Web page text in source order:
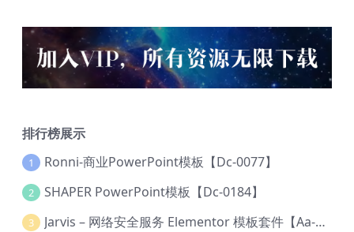
排行榜展示
1 Ronni-商业PowerPoint模板【Dc-0077】
2 SHAPER PowerPoint模板【Dc-0184】
3 Jarvis – 网络安全服务 Elementor 模板套件【Aa-0035】